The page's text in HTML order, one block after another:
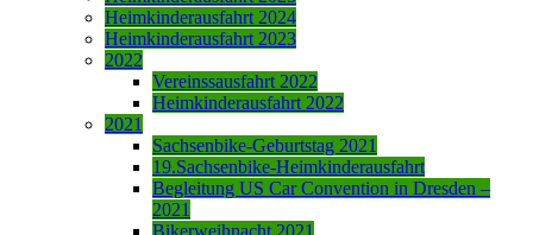
Heimkinderausfahrt 2024
Heimkinderausfahrt 2023
2022
Vereinssausfahrt 2022
Heimkinderausfahrt 2022
2021
Sachsenbike-Geburtstag 2021
19.Sachsenbike-Heimkinderausfahrt
Begleitung US Car Convention in Dresden –
2021
Bikerweihnacht 2021